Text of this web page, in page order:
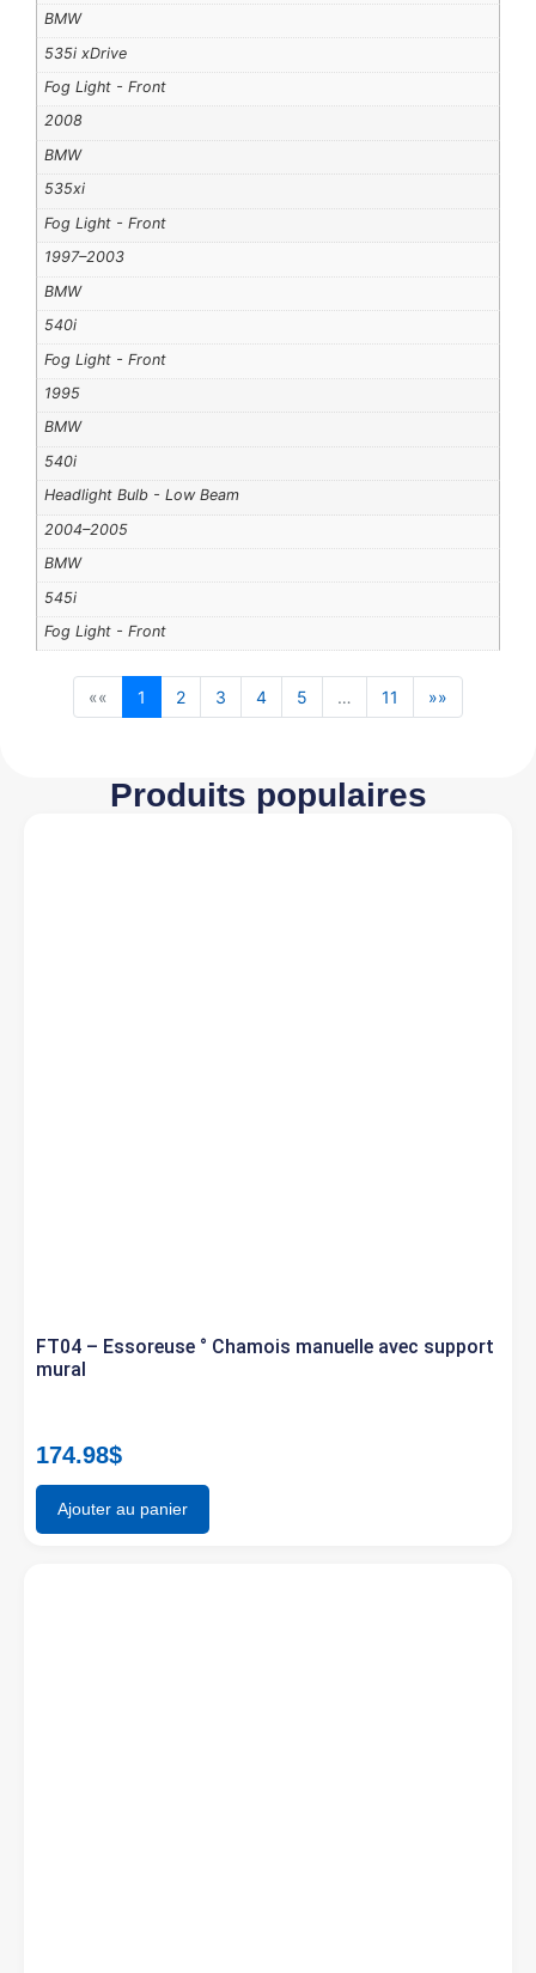
BMW
535i xDrive
Fog Light - Front
2008
BMW
535xi
Fog Light - Front
1997–2003
BMW
540i
Fog Light - Front
1995
BMW
540i
Headlight Bulb - Low Beam
2004–2005
BMW
545i
Fog Light - Front
«« 1 2 3 4 5 … 11 »»
Produits populaires
FT04 – Essoreuse ° Chamois manuelle avec support
mural
174.98$
Ajouter au panier